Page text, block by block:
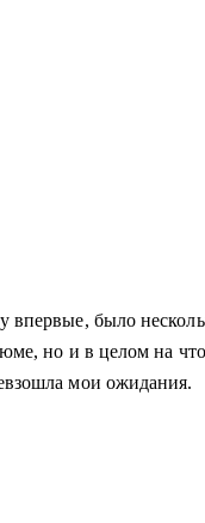
впервые, было
но и в целом на
мои ожидания.